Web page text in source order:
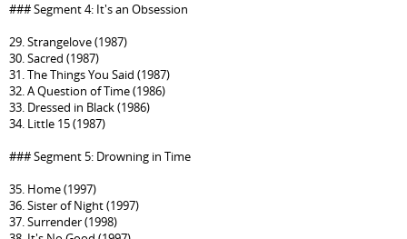
### Segment 4: It's an Obsession
29. Strangelove (1987)
30. Sacred (1987)
31. The Things You Said (1987)
32. A Question of Time (1986)
33. Dressed in Black (1986)
34. Little 15 (1987)
### Segment 5: Drowning in Time
35. Home (1997)
36. Sister of Night (1997)
37. Surrender (1998)